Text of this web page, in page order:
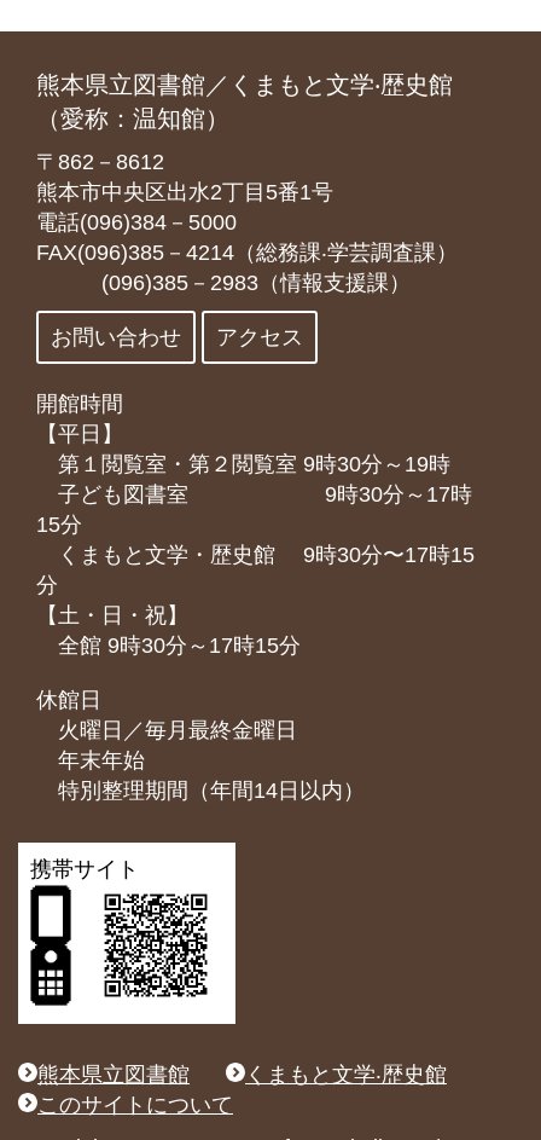
熊本県立図書館／くまもと文学‧歴史館
（愛称：温知館）
〒862－8612
熊本市中央区出水2丁目5番1号
電話(096)384－5000
FAX(096)385－4214（総務課‧学芸調査課）
(096)385－2983（情報支援課）
お問い合わせ アクセス
開館時間
【平日】
第１閲覧室・第２閲覧室 9時30分～19時
子ども図書室 9時30分～17時
15分
くまもと⽂学・歴史館 9時30分〜17時15
分
【土・日・祝】
全館 9時30分～17時15分
休館日
火曜日／毎月最終金曜日
年末年始
特別整理期間（年間14日以内）
携帯サイト
熊本県立図書館
くまもと文学‧歴史館
このサイトについて